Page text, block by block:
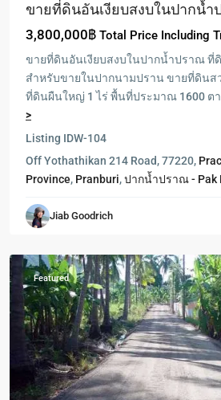
ขายที่ดินอันเงียบสงบในปากน้ำ
3,800,000฿ Total Price Including
ขายที่ดินอันเงียบสงบในปากน้ำปราณ ที่
สำหรับขายในปากนามปราน ขายที่ดิน
ที่ดินผืนใหญ่ 1 ไร่ พื้นที่ประมาณ 1600 ตา
>
Listing IDW-104
Off Yothathikan 214 Road, 77220,
Province, Pranburi,ปากน้ำปราณ - Pak
Jiab Goodrich
Khao
Tao,
Featured